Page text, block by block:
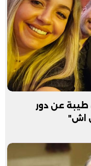
عن دور
اش"